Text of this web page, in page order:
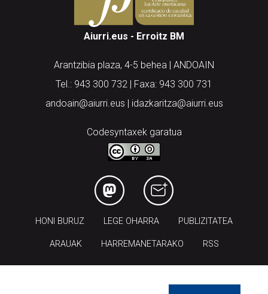
Aiurri.eus - Erroitz BM
Arantzibia plaza, 4-5 behea | ANDOAIN
Tel.: 943 300 732 | Faxa: 943 300 731
andoain@aiurri.eus | idazkaritza@aiurri.eus
Codesyntaxek garatua
HONI BURUZ LEGE OHARRA PUBLIZITATEA
ARAUAK HARREMANETARAKO RSS